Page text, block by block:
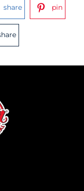
share pin